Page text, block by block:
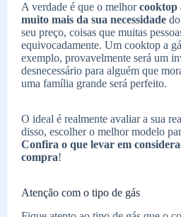
A verdade é que o melhorcooktop
muito mais da sua necessidade
seu preço, coisas que muitas
equivocadamente. Um cooktop a
exemplo, provavelmente será um
desnecessário para alguém que
uma família grande será perfeito.
O ideal é realmente avaliar a sua
disso, escolher o melhor modelo
Confira o que levar em
compra!
Atenção com o tipo de gás